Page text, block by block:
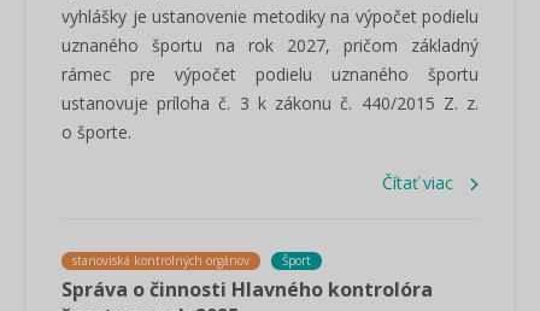
vyhlášky je ustanovenie metodiky na výpočet podielu
uznaného športu na rok 2027, pričom základný
rámec pre výpočet podielu uznaného športu
ustanovuje príloha č. 3 k zákonu č. 440/2015 Z. z.
o športe.
Čítať viac
stanoviská kontrolných orgánov Šport
Správa o činnosti Hlavného kontrolóra